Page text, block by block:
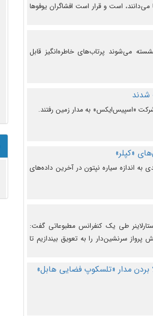
است و قرار است افشاگران یوفوها
می‌شوند پرتاب‌های خاطره‌انگیز قابل
«کپلر»
به اندازه سیاره نپتون در آخرین داده‌های
طی یک کنفرانس مطبوعاتی گفت:
پرواز سرنشین‌دار را به تعویق بیندازیم تا
بردن مدار «تلسکوپ فضایی هابل»